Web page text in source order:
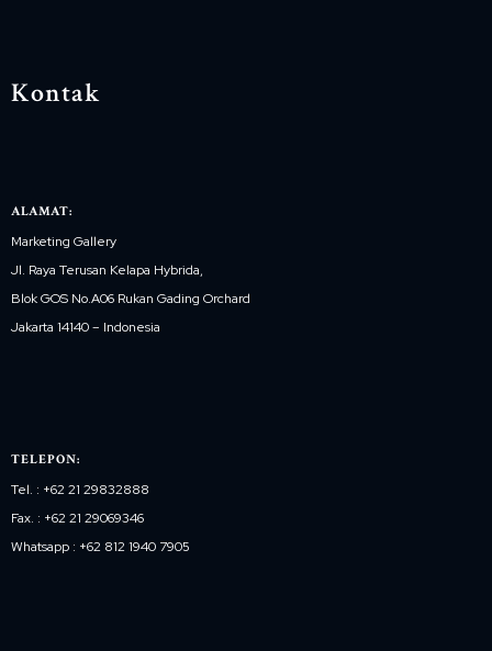
Kontak
ALAMAT:
Marketing Gallery
Jl. Raya Terusan Kelapa Hybrida,
Blok GOS No.A06 Rukan Gading Orchard
Jakarta 14140 – Indonesia
TELEPON:
Tel. : +62 21 29832888
Fax. : +62 21 29069346
Whatsapp : +62 812 1940 7905